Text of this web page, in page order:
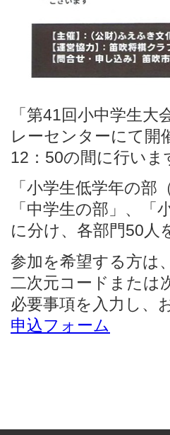
「第41回小中学生
レーセンターにて開
12：50の間に行いま
「小学生低学年の部
「中学生の部」、
に分け、各部門50人
参加を希望する方は、
二次元コードまたは
必要事項を入力し、
申込フォーム